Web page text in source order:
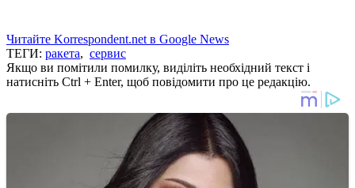
Читайте Korrespondent.net в Google News
ТЕГИ: ракета, сервис
Якщо ви помітили помилку, виділіть необхідний текст і
натисніть Ctrl + Enter, щоб повідомити про це редакцію.